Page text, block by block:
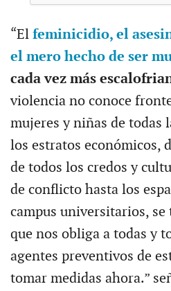
“El feminicidio, el
el mero hecho de ser
cada vez más
violencia no conoce
mujeres y niñas de todas
los estratos económicos,
de todos los credos y
de conflicto hasta los
campus universitarios,
que nos obliga a todas y
agentes preventivos de
tomar medidas ahora.”